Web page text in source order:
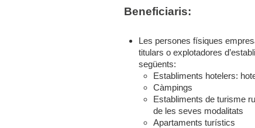
Beneficiaris:
Les persones físiques
titulars o explotadores
següents:
Establiments hotelers:
Càmpings
Establiments de turisme
de les seves modalitats
Apartaments turístics